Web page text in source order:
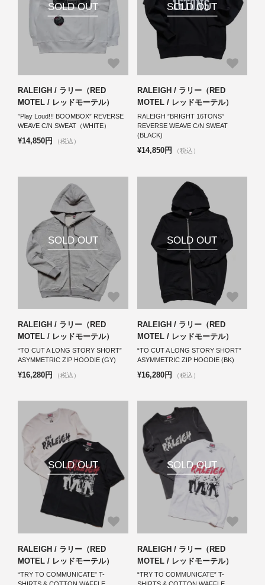
SOLD OUT
RALEIGH / ラリー（RED
MOTEL / レッドモーテル）
”Play Loud!!! BOOMBOX” REVERSE
WEAVE C/N SWEAT（WHITE）
¥14,850円 （税込）
SOLD OUT
RALEIGH / ラリー（RED
MOTEL / レッドモーテル）
RALEIGH ”BRIGHT 16TONS”
REVERSE WEAVE C/N SWEAT
(BLACK)
¥14,850円 （税込）
SOLD OUT
RALEIGH / ラリー（RED
MOTEL / レッドモーテル）
“TO CUT A LONG STORY SHORT”
ASYMMETRIC ZIP HOODIE (GY)
¥16,280円 （税込）
SOLD OUT
RALEIGH / ラリー（RED
MOTEL / レッドモーテル）
“TO CUT A LONG STORY SHORT”
ASYMMETRIC ZIP HOODIE (BK)
¥16,280円 （税込）
SOLD OUT
RALEIGH / ラリー（RED
MOTEL / レッドモーテル）
“TRY TO COMMUNICATE” T-
SOLD OUT
RALEIGH / ラリー（RED
MOTEL / レッドモーテル）
“TRY TO COMMUNICATE” T-